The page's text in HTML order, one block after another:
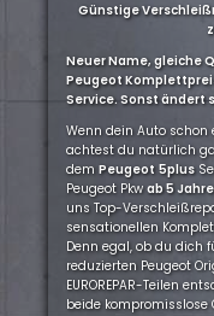
Günstige
Neuer Name, gleiche
Peugeot
Service. Sonst ändert
Wenn dein Auto
achtest du natürlich
dem Peugeot 5plus
Peugeot Pkwab 5
uns Top-
sensationellen
Denn egal, ob du dich
reduzierten Peugeot
EUROREPAR-Teilen
beide kompromisslose